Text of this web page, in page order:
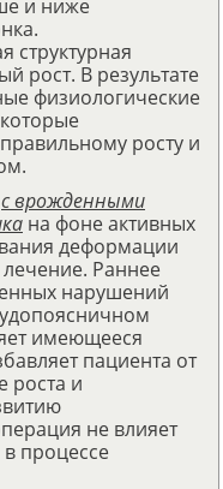
и ниже
структурная
рост. В результате
физиологические
росту и
с врожденными
на фоне активных
деформации
Раннее
нарушений
имеющееся
пациента от
роста и
не влияет
процессе